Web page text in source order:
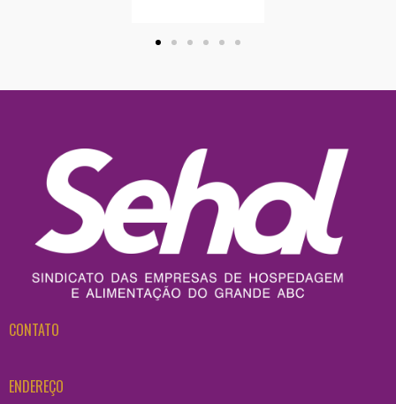
CONTATO
ENDEREÇO